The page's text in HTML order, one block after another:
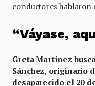
conductores hablaron
“Váyase,
Greta Martínez
Sánchez, originario
desaparecido el 20